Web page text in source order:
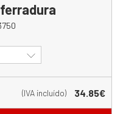
(IVA incluído) 34.85€